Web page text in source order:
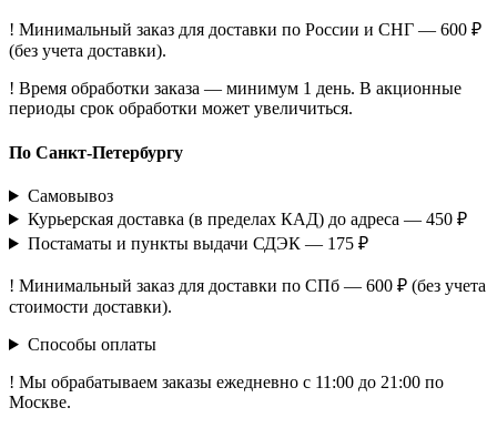
! Минимальный заказ для доставки по России и СНГ — 600 ₽
(без учета доставки).
! Время обработки заказа — минимум 1 день. В акционные
периоды срок обработки может увеличиться.
По Санкт-Петербургу
Самовывоз
Курьерская доставка (в пределах КАД) до адреса — 450 ₽
Постаматы и пункты выдачи СДЭК — 175 ₽
! Минимальный заказ для доставки по СПб — 600 ₽ (без учета
стоимости доставки).
Способы оплаты
! Мы обрабатываем заказы ежедневно с 11:00 до 21:00 по
Москве.